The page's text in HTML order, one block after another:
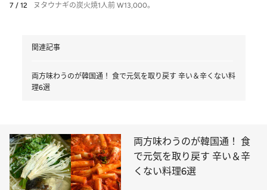
7 / 12 ヌタウナギの炭火焼1人前 W13,000。
関連記事
両方味わうのが韓国通！ 食で元気を取り戻す 辛い＆辛くない料
理6選
両方味わうのが韓国通！ 食
で元気を取り戻す 辛い＆辛
くない料理6選